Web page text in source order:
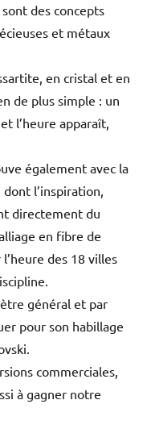
des concepts
et métaux
en cristal et en
de plus simple : un
l’heure apparaît,
également avec la
l’inspiration,
directement du
en fibre de
des 18 villes
général et par
pour son habillage
commerciales,
à gagner notre